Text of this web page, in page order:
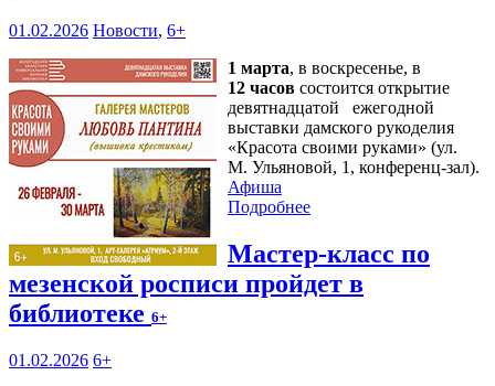
01.02.2026 Новости, 6+
1 марта, в воскресенье, в
12 часов состоится открытие
девятнадцатой ежегодной
выставки дамского рукоделия
«Красота своими руками» (ул.
М. Ульяновой, 1, конференц-зал).
Афиша
Подробнее
Мастер-класс по
мезенской росписи пройдет в
библиотеке 6+
01.02.2026 6+